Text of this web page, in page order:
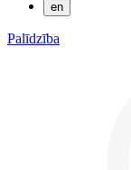
en
Palīdzība